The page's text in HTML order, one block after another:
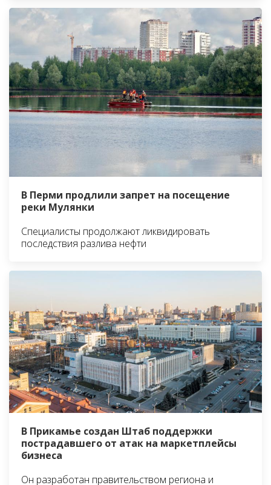
В Перми продлили запрет на посещение
реки Мулянки
Специалисты продолжают ликвидировать
последствия разлива нефти
В Прикамье создан Штаб поддержки
пострадавшего от атак на маркетплейсы
бизнеса
Он разработан правительством региона и